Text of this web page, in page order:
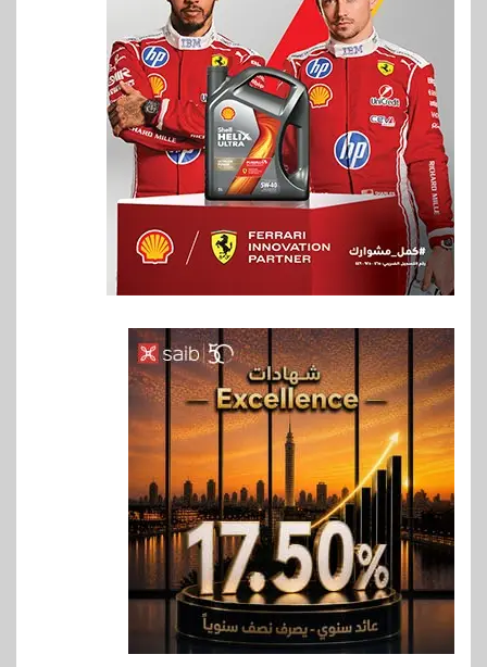
6
بنوك
بنك QNB مصر يعزز جاهزية
المشروعات الصغيرة والمتوسطة
للنمو والتوسع
7 اخبار
فيكسد مصر و”حلول” تتشاركان
في تطوير أول منصة للسياحة
الصحية في مصر والشرق الأوسط
وأفريقيا Tour4Cure